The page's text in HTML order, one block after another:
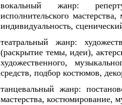
вокальный жанр:
исполнительского
индивидуальность,
театральный жанр:
(раскрытие темы, идеи),
художественного,
средств, подбор костюмов,
танцевальный жанр:
мастерства, костюмирование,